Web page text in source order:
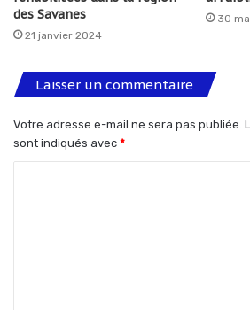
des Savanes
21 janvier 2024
30
Laisser un commentaire
Votre adresse e-mail ne sera pas publiée.
sont indiqués avec *